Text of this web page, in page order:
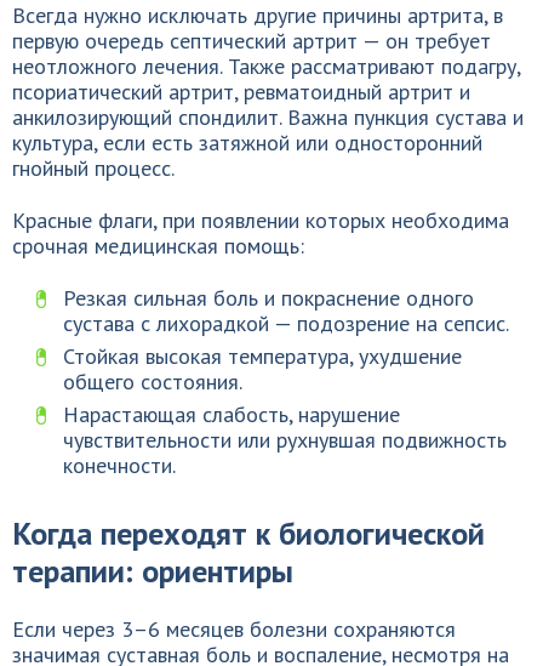
Всегда нужно исключать другие причины артрита, в
первую очередь септический артрит — он требует
неотложного лечения. Также рассматривают подагру,
псориатический артрит, ревматоидный артрит и
анкилозирующий спондилит. Важна пункция сустава и
культура, если есть затяжной или односторонний
гнойный процесс.
Красные флаги, при появлении которых необходима
срочная медицинская помощь:
Резкая сильная боль и покраснение одного
сустава с лихорадкой — подозрение на сепсис.
Стойкая высокая температура, ухудшение
общего состояния.
Нарастающая слабость, нарушение
чувствительности или рухнувшая подвижность
конечности.
Когда переходят к биологической
терапии: ориентиры
Если через 3–6 месяцев болезни сохраняются
значимая суставная боль и воспаление, несмотря на